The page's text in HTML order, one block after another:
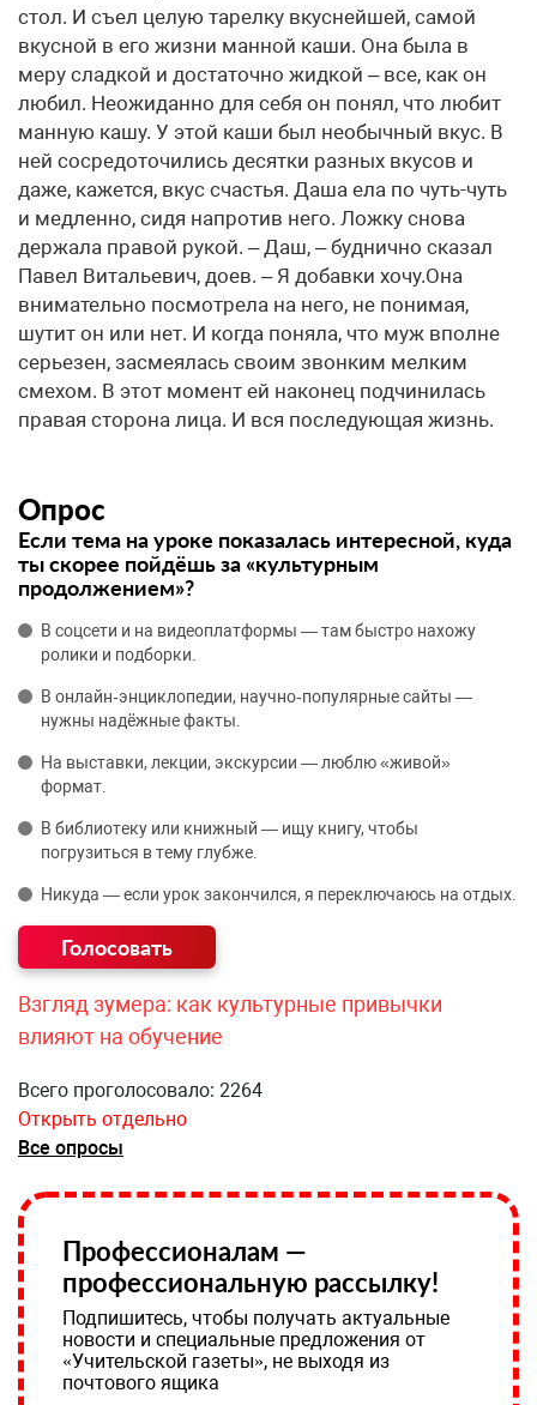
Опрос
Если тема на уроке показалась интересной, куда
ты скорее пойдёшь за «культурным
продолжением»?
В соцсети и на видеоплатформы — там быстро нахожу
ролики и подборки.
В онлайн‑энциклопедии, научно‑популярные сайты —
нужны надёжные факты.
На выставки, лекции, экскурсии — люблю «живой»
формат.
В библиотеку или книжный — ищу книгу, чтобы
погрузиться в тему глубже.
Никуда — если урок закончился, я переключаюсь на отдых.
Взгляд зумера: как культурные привычки
влияют на обучение
Всего проголосовало: 2264
Открыть отдельно
Все опросы
Профессионалам —
профессиональную рассылку!
Подпишитесь, чтобы получать актуальные
новости и специальные предложения от
«Учительской газеты», не выходя из
почтового ящика